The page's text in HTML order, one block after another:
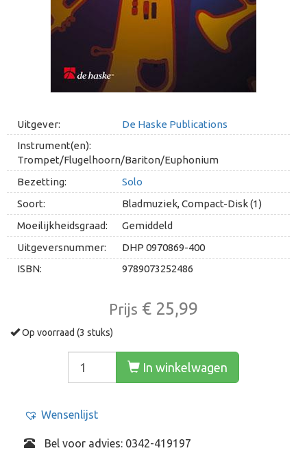
Uitgever:
De Haske Publications
Instrument(en):
Trompet/Flugelhoorn/Bariton/Euphonium
Bezetting:
Solo
Soort:
Bladmuziek, Compact-Disk (1)
Moeilijkheidsgraad:
Gemiddeld
Uitgeversnummer:
DHP 0970869-400
ISBN:
9789073252486
Prijs € 25,99
Op voorraad (3 stuks)
In winkelwagen
Wensenlijst
Bel voor advies: 0342-419197